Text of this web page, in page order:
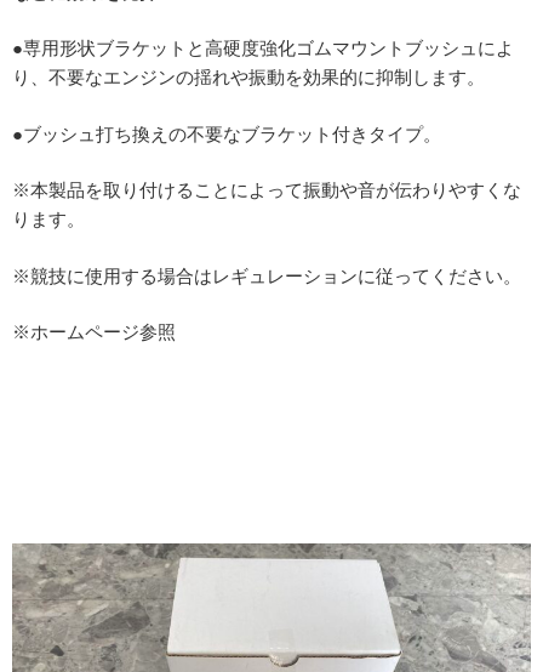
●専用形状ブラケットと高硬度強化ゴムマウントブッシュによ
り、不要なエンジンの揺れや振動を効果的に抑制します。
●ブッシュ打ち換えの不要なブラケット付きタイプ。
※本製品を取り付けることによって振動や音が伝わりやすくな
ります。
※競技に使用する場合はレギュレーションに従ってください。
※ホームページ参照